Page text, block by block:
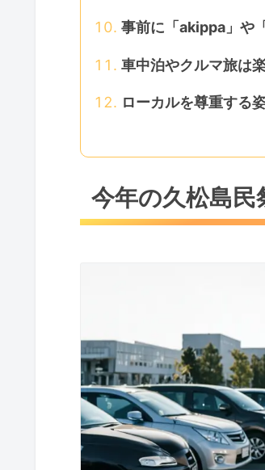
事前に「akippa」や
車中泊やクルマ旅は
ローカルを尊重する
今年の久松島